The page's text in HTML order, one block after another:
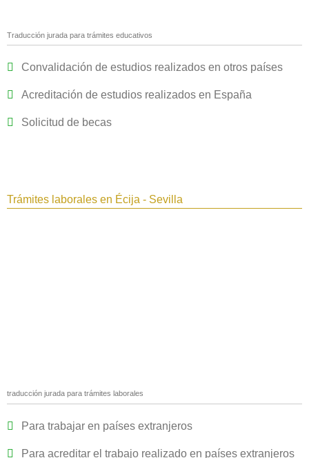
Traducción jurada para trámites educativos
Convalidación de estudios realizados en otros países
Acreditación de estudios realizados en España
Solicitud de becas
Trámites laborales en Écija - Sevilla
traducción jurada para trámites laborales
Para trabajar en países extranjeros
Para acreditar el trabajo realizado en países extranjeros